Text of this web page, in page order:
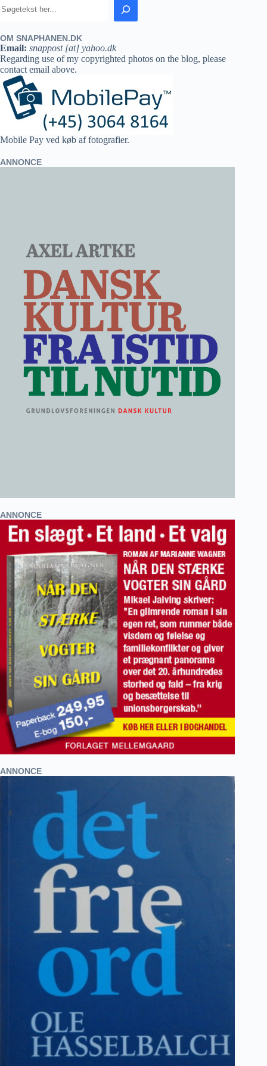
OM SNAPHANEN.DK
Email: snappost [at] yahoo.dk
Regarding use of my copyrighted photos on the blog, please
contact email above.
Mobile Pay ved køb af fotografier.
ANNONCE
ANNONCE
ANNONCE